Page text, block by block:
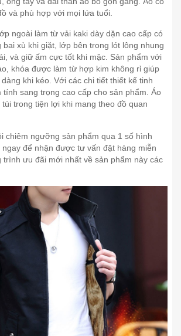
và phù hợp với mọi lứa tuổi.
ngoài làm từ vải kaki dày dặn cao cấp có
bai xù khi giặt, lớp bên trong lót lông nhung
và giữ ấm cực tốt khi mặc. Sản phẩm với
khóa được làm từ hợp kim không rỉ giúp
khi kéo. Với các chi tiết thiết kế tinh
tính sang trọng cao cấp cho sản phẩm. Áo
trong tiện lợi khi mang theo đồ quan
chiêm ngưỡng sản phẩm qua 1 số hình
để nhận được tư vấn đặt hàng miễn
trình ưu đãi mới nhất về sản phẩm này các